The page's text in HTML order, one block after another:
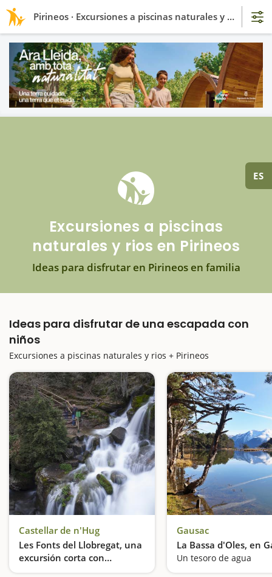
ES
Excursiones a piscinas
naturales y rios en Pirineos
Ideas para disfrutar en Pirineos en familia
Ideas para disfrutar de una escapada con
niños
Excursiones a piscinas naturales y rios + Pirineos
Castellar de n'Hug
Les Fonts del Llobregat, una
excursión corta con
cascadas espectaculares
El espectáculo del nacimiento del río Llobregat
Gausac
La Bassa d'Oles, en
Un tesoro de agua
Pirineos · Excursiones a piscinas naturales y rios